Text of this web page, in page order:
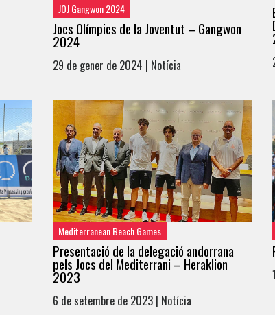
JOJ Gangwon 2024
Jocs Olímpics de la Joventut – Gangwon
2024
29 de gener de 2024 | Notícia
Mediterranean Beach Games
Presentació de la delegació andorrana
pels Jocs del Mediterrani – Heraklion
2023
6 de setembre de 2023 | Notícia